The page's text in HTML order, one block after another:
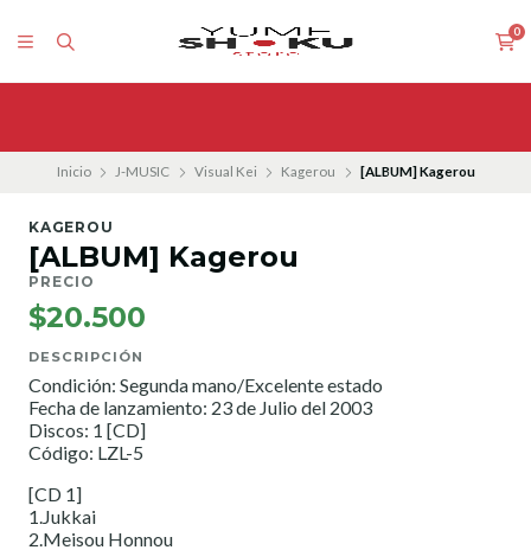
0
Inicio J-MUSIC Visual Kei Kagerou [ALBUM] Kagerou
KAGEROU
[ALBUM] Kagerou
PRECIO
$20.500
DESCRIPCIÓN
Condición: Segunda mano/Excelente estado
Fecha de lanzamiento: 23 de Julio del 2003
Discos: 1 [CD]
Código: LZL-5
[CD 1]
1.Jukkai
2.Meisou Honnou